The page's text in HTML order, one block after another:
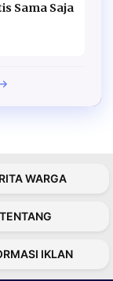
Sama Saja
WARGA
TENTANG
IKLAN